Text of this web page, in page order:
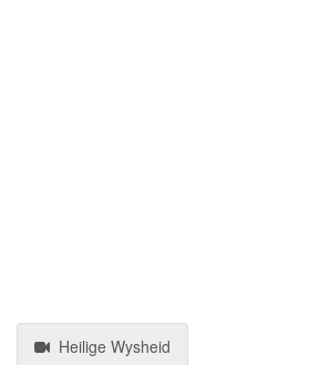
Heilige Wysheid